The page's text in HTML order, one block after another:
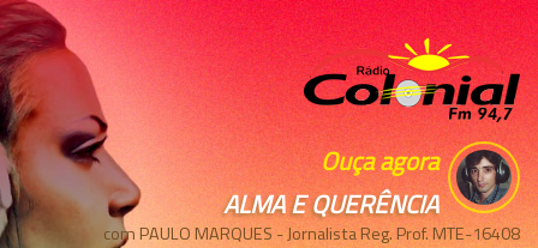
Ouça agora
ALMA E QUERÊNCIA
com PAULO MARQUES - Jornalista Reg. Prof. MTE-16408